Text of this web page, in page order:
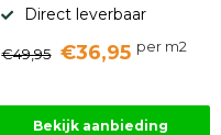
Direct leverbaar
€49,95 €36,95 per m2
Bekijk aanbieding